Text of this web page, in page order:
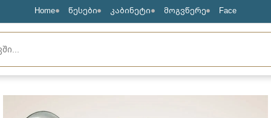
Home წესები კაბინეტი მოგვწერე Face